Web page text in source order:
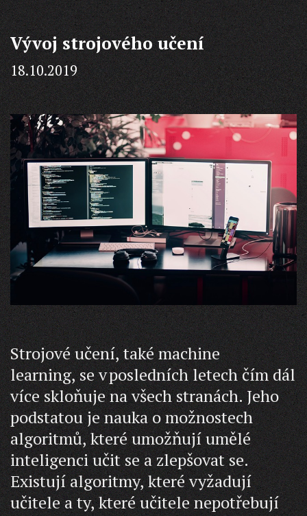
Vývoj strojového učení
18.10.2019
Strojové učení, také machine
learning, se v posledních letech čím dál
více skloňuje na všech stranách. Jeho
podstatou je nauka o možnostech
algoritmů, které umožňují umělé
inteligenci učit se a zlepšovat se.
Existují algoritmy, které vyžadují
učitele a ty, které učitele nepotřebují